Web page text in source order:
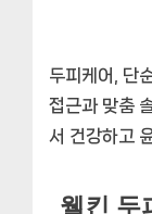
두피케어, 단
접근과 맞춤
서 건강하고
웰킨 두